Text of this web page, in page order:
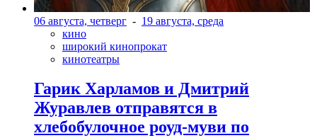
06 августа, четверг - 19 августа, среда
кино
широкий кинопрокат
кинотеатры
Гарик Харламов и Дмитрий
Журавлев отправятся в
хлебобулочное роуд-муви по